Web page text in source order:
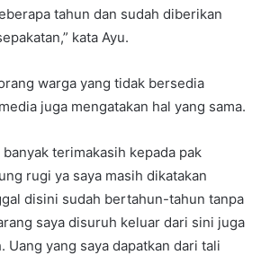
tahun dan sudah diberikan
kata Ayu.
warga yang tidak bersedia
juga mengatakan hal yang sama.
banyak terimakasih kepada pak
rugi ya saya masih dikatakan
disini sudah bertahun-tahun tanpa
saya disuruh keluar dari sini juga
Uang yang saya dapatkan dari tali